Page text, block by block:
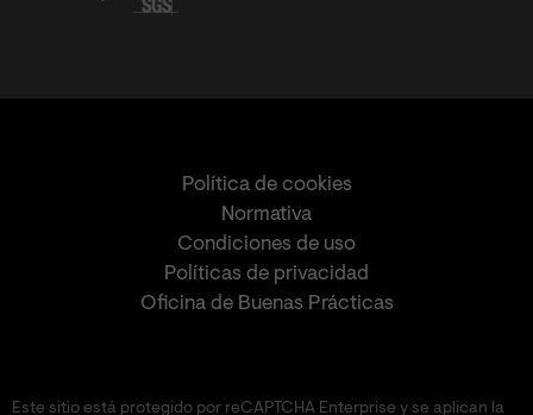
Política de cookies
Normativa
Condiciones de uso
Políticas de privacidad
Oficina de Buenas Prácticas
Este sitio está protegido por reCAPTCHA Enterprise y se aplican la